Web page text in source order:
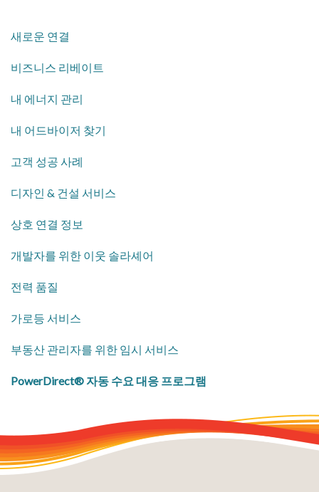
새로운 연결
​비즈니스 리베이트
​내 에너지 관리
내 어드바이저 찾기
​고객 성공 사례
​디자인 & 건설 서비스
​상호 연결 정보
개발자를 위한 이웃 솔라셰어
​전력 품질
​가로등 서비스
​부동산 관리자를 위한 임시 서비스
PowerDirect® 자동 수요 대응 프로그램